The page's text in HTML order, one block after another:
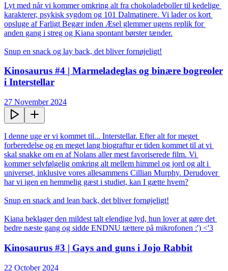
Lyt med når vi kommer omkring alt fra chokoladeboller til kedelige
karakterer, psykisk sygdom og 101 Dalmatinere. Vi lader os kort
opsluge af Farligt Begær inden Æsel glemmer ugens replik for
anden gang i streg og Kiana spontant børster tænder.
Snup en snack og lay back, det bliver fornøjeligt!
Kinosaurus #4 | Marmeladeglas og binære bogreoler
i Interstellar
27 November 2024
I denne uge er vi kommet til... Interstellar. Efter alt for meget
forberedelse og en meget lang biograftur er tiden kommet til at vi
skal snakke om en af Nolans aller mest favoriserede film. Vi
kommer selvfølgelig omkring alt mellem himmel og jord og alt i
universet, inklusive vores allesammens Cillian Murphy. Derudover
har vi igen en hemmelig gæst i studiet, kan I gætte hvem?
Snup en snack and lean back, det bliver fornøjeligt!
Kiana beklager den mildest talt elendige lyd, hun lover at gøre det
bedre næste gang og sidde ENDNU tættere på mikrofonen :') <'3
Kinosaurus #3 | Gays and guns i Jojo Rabbit
22 October 2024